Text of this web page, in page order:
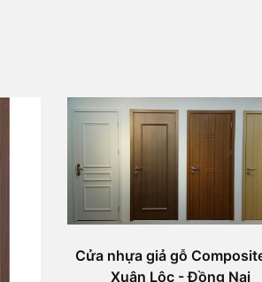
Cửa nhựa giả gỗ
Xuân Lộc - Đồng Nai